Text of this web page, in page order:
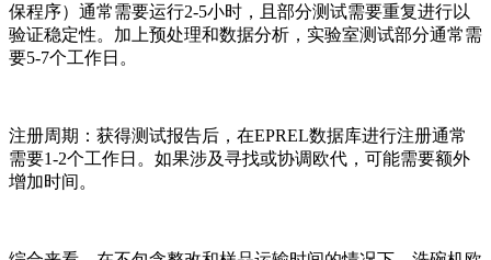
保程序）通常需要运行2-5小时，且部分测试需要重复进行以
验证稳定性。加上预处理和数据分析，实验室测试部分通常需
要5-7个工作日。
注册周期：获得测试报告后，在EPREL数据库进行注册通常
需要1-2个工作日。如果涉及寻找或协调欧代，可能需要额外
增加时间。